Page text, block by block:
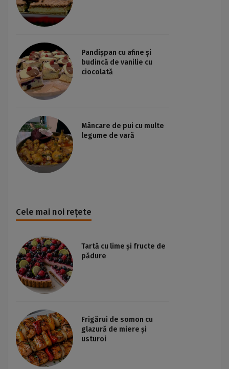
Pandișpan cu afine și
budincă de vanilie cu
ciocolată
Mâncare de pui cu multe
legume de vară
Cele mai noi rețete
Tartă cu lime și fructe de
pădure
Frigărui de somon cu
glazură de miere și
usturoi